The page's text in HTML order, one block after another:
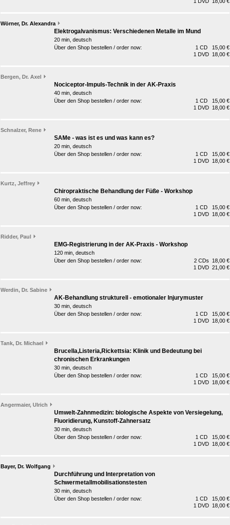
Wörner, Dr. Alexandra
Elektrogalvanismus: Verschiedenen Metalle im Mund
20 min, deutsch
Über den Shop bestellen / order now:
1 CD 15,00 €
1 DVD 18,00 €
Bergen, Dr. Axel
Nociceptor-Impuls-Technik in der AK-Praxis
40 min, deutsch
Über den Shop bestellen / order now:
1 CD 15,00 €
1 DVD 18,00 €
Schnalzer, Rene
SAMe - was ist es und was kann es?
20 min, deutsch
Über den Shop bestellen / order now:
1 CD 15,00 €
1 DVD 18,00 €
Kurtz, Jeffrey
Chiropraktische Behandlung der Füße - Workshop
60 min, deutsch
Über den Shop bestellen / order now:
1 CD 15,00 €
1 DVD 18,00 €
Ridder, Paul
EMG-Registrierung in der AK-Praxis - Workshop
120 min, deutsch
Über den Shop bestellen / order now:
2 CDs 18,00 €
1 DVD 21,00 €
Werdin, Dr. Sabine
AK-Behandlung strukturell - emotionaler Injurymuster
30 min, deutsch
Über den Shop bestellen / order now:
1 CD 15,00 €
1 DVD 18,00 €
Tank, Dr. Michael
Brucella,Listeria,Rickettsia: Klinik und Bedeutung bei
chronischen Erkrankungen
30 min, deutsch
Über den Shop bestellen / order now:
1 CD 15,00 €
1 DVD 18,00 €
Angermaier, Ulrich
Umwelt-Zahnmedizin: biologische Aspekte von Versiegelung,
Fluoridierung, Kunstoff-Zahnersatz
30 min, deutsch
Über den Shop bestellen / order now:
1 CD 15,00 €
1 DVD 18,00 €
Bayer, Dr. Wolfgang
Durchführung und Interpretation von
Schwermetallmobilisationstesten
30 min, deutsch
Über den Shop bestellen / order now:
1 CD 15,00 €
1 DVD 18,00 €